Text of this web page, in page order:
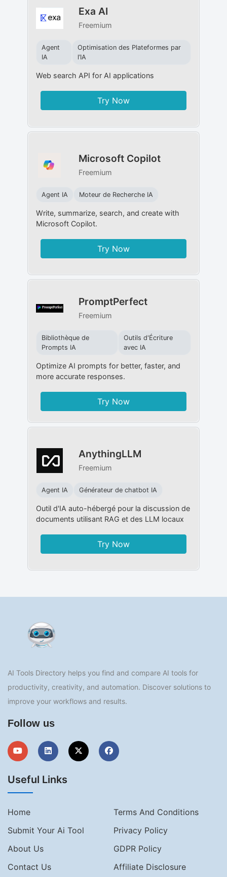
Exa AI
Freemium
Agent
IA
Optimisation des Plateformes par
l’IA
Web search API for AI applications
Try Now
Microsoft Copilot
Freemium
Agent IA Moteur de Recherche IA
Write, summarize, search, and create with
Microsoft Copilot.
Try Now
PromptPerfect
Freemium
Bibliothèque de
Prompts IA
Outils d'Écriture
avec IA
Optimize AI prompts for better, faster, and
more accurate responses.
Try Now
AnythingLLM
Freemium
Agent IA Générateur de chatbot IA
Outil d'IA auto-hébergé pour la discussion de
documents utilisant RAG et des LLM locaux
Try Now
AI Tools Directory helps you find and compare AI tools for
productivity, creativity, and automation. Discover solutions to
improve your workflows and results.
Follow us
Useful Links
Home
Terms And Conditions
Submit Your Ai Tool
Privacy Policy
About Us
GDPR Policy
Contact Us
Affiliate Disclosure